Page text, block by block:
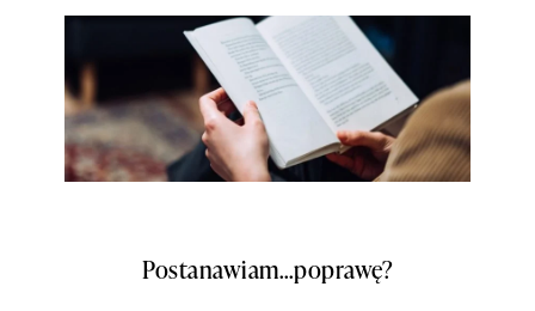
Postanawiam…poprawę?